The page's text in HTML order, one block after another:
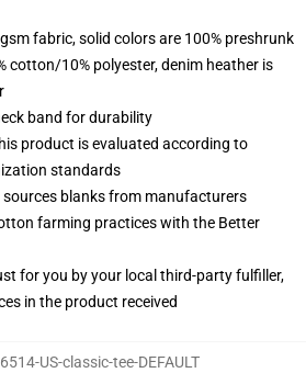
fabric, solid colors are 100% preshrunk
cotton/10% polyester, denim heather is
band for durability
product is evaluated according to
standards
blanks from manufacturers
farming practices with the Better
for you by your local third-party fulfiller,
in the product received
US-classic-tee-DEFAULT